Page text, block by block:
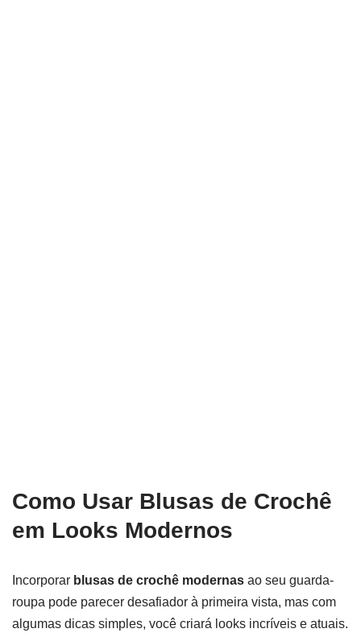
Como Usar Blusas de Crochê
em Looks Modernos
Incorporar blusas de crochê modernas ao seu guarda-
roupa pode parecer desafiador à primeira vista, mas com
algumas dicas simples, você criará looks incríveis e atuais.